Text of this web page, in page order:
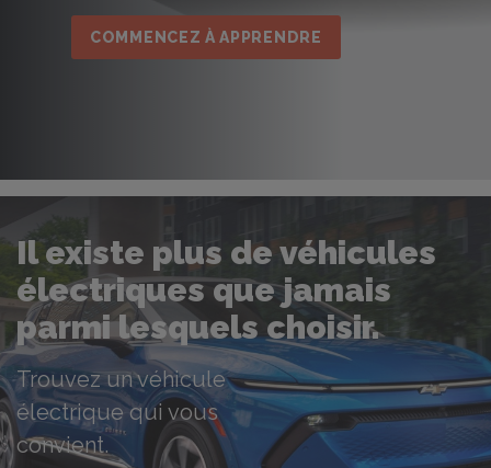
COMMENCEZ À APPRENDRE
Il existe plus de véhicules
électriques que jamais
parmi lesquels choisir.
Trouvez un véhicule
électrique qui vous
convient.